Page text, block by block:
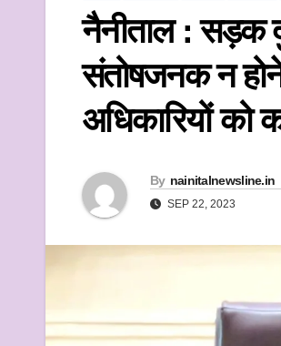
नैनीताल : सड़क
संतोषजनक न होने
अधिकारियों को
By nainitalnewsline.in
SEP 22, 2023